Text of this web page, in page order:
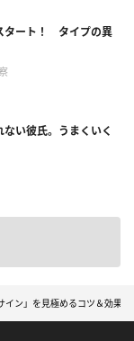
タート！ タイプの異
ない彼氏。うまくいく
イン」を見極めるコツ＆効果